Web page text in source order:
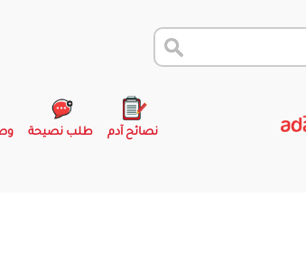
نصائح آدم طلب نصيحة